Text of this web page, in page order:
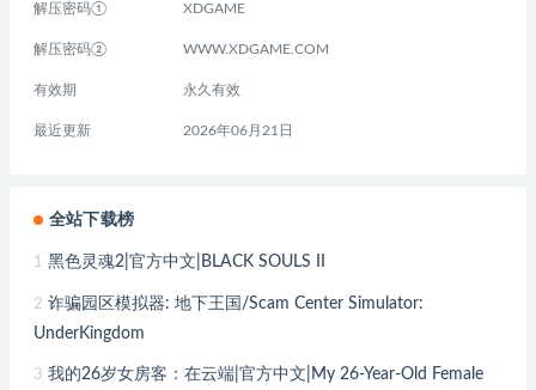
解压密码① XDGAME
解压密码② WWW.XDGAME.COM
有效期 永久有效
最近更新 2026年06月21日
全站下载榜
1 黑色灵魂2|官方中文|BLACK SOULS II
2 诈骗园区模拟器: 地下王国/Scam Center Simulator:
UnderKingdom
3 我的26岁女房客：在云端|官方中文|My 26-Year-Old Female